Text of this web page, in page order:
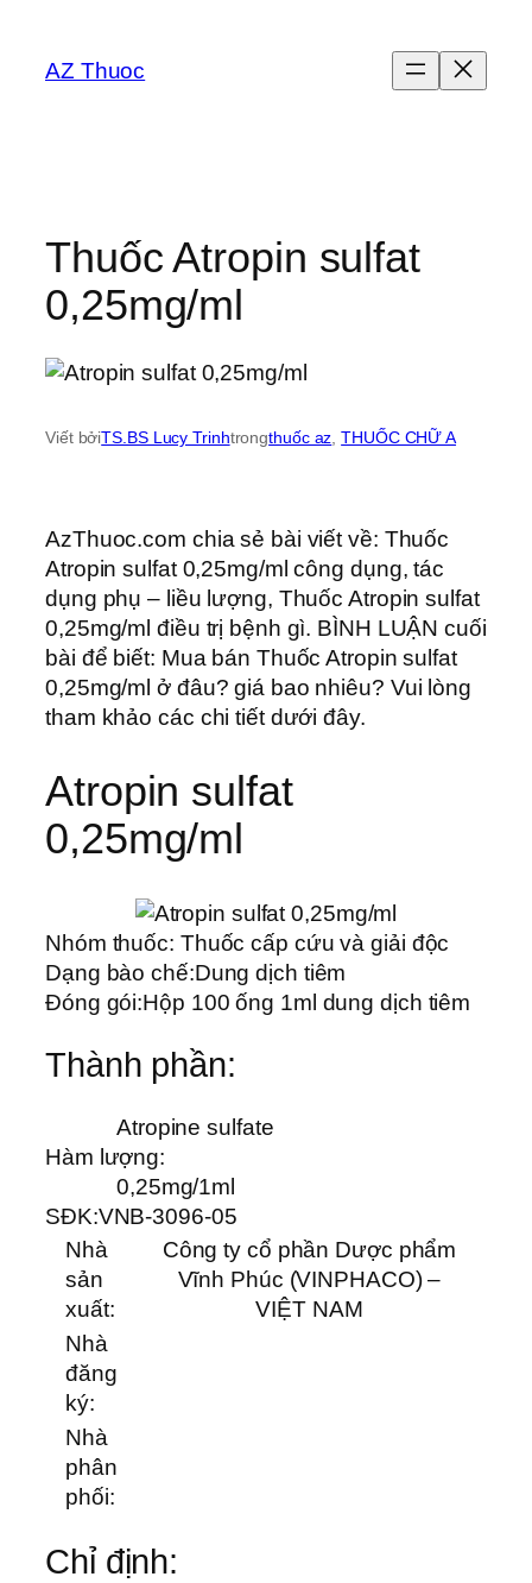
phầnAZ Thuoc
Thuốc Atropin sulfat
0,25mg/ml
Viết bởiTS.BS Lucy Trinhtrongthuốc az , THUỐC CHỮ A
AzThuoc.com chia sẻ bài viết về: Thuốc
Atropin sulfat 0,25mg/ml công dụng, tác
dụng phụ – liều lượng, Thuốc Atropin sulfat
0,25mg/ml điều trị bệnh gì. BÌNH LUẬN cuối
bài để biết: Mua bán Thuốc Atropin sulfat
0,25mg/ml ở đâu? giá bao nhiêu? Vui lòng
tham khảo các chi tiết dưới đây.
Atropin sulfat
0,25mg/ml
Nhóm thuốc: Thuốc cấp cứu và giải độc
Dạng bào chế:Dung dịch tiêm
Đóng gói:Hộp 100 ống 1ml dung dịch tiêm
Thành phần:
Atropine sulfate
Hàm lượng:
0,25mg/1ml
SĐK:VNB-3096-05
Nhà
sản
xuất:
Công ty cổ phần Dược phẩm
Vĩnh Phúc (VINPHACO) –
VIỆT NAM
Nhà
đăng
ký:
Nhà
phân
phối:
Chỉ định: